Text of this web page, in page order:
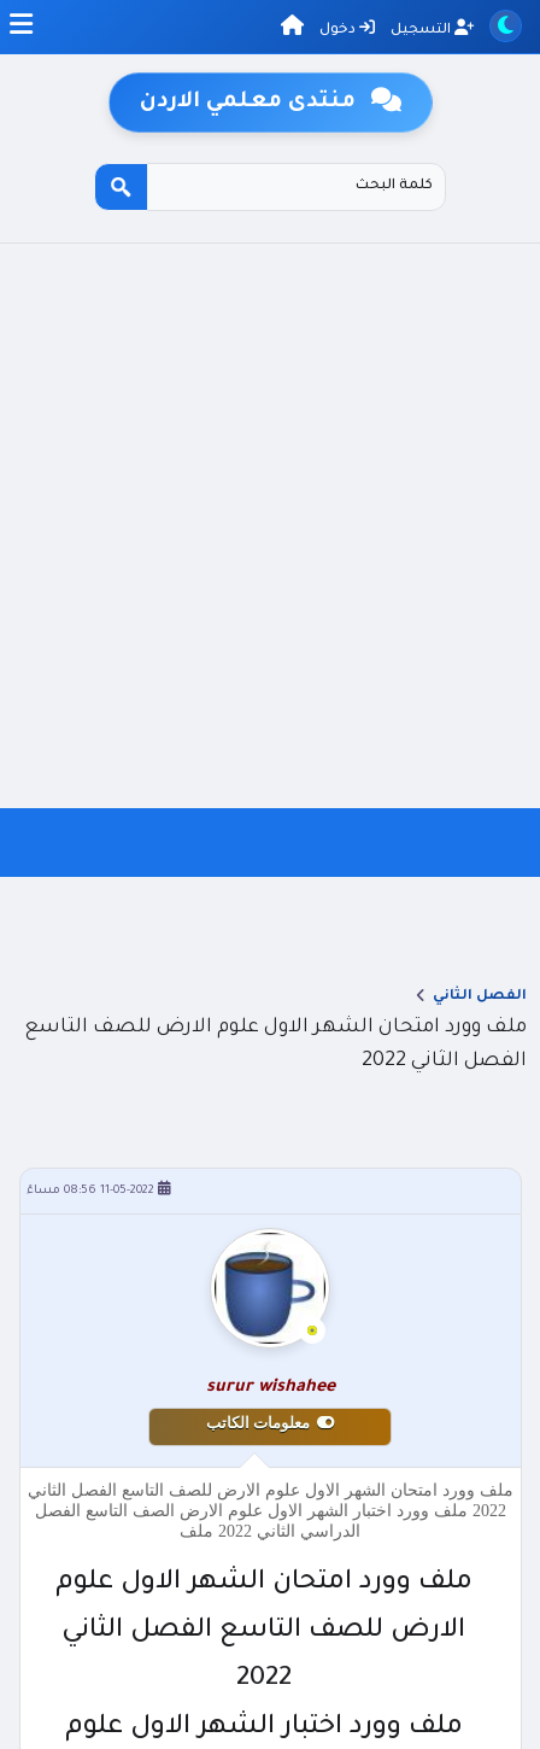
التسجيل دخول
منتدى معلمي الاردن
الفصل الثاني
ملف وورد امتحان الشهر الاول علوم الارض للصف التاسع
الفصل الثاني 2022
11-05-2022 08:56 مساءً
surur wishahee
معلومات الكاتب
ملف وورد امتحان الشهر الاول علوم الارض للصف التاسع الفصل الثاني
2022 ملف وورد اختبار الشهر الاول علوم الارض الصف التاسع الفصل
الدراسي الثاني 2022 ملف
ملف وورد امتحان الشهر الاول علوم
الارض للصف التاسع الفصل الثاني
2022
ملف وورد اختبار الشهر الاول علوم